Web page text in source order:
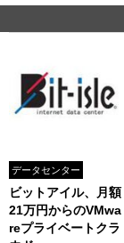
データセンター
ビットアイル、月額
21万円からのVMwa
reプライベートクラ